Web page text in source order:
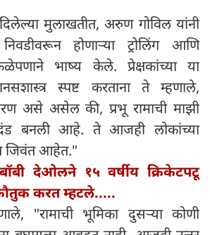
दिलेल्या मुलाखतीत, अरुण गोविल यांनी
होणाऱ्या ट्रोलिंग आणि
भाष्य केले. प्रेक्षकांच्या या
स्पष्ट करताना ते म्हणाले,
असे असेल की, प्रभू रामाची माझी
बनली आहे. ते आजही लोकांच्या
जिवंत आहेत."
बॉबी देओलने १५ वर्षीय क्रिकेटपटू
करत म्हटले.....
"रामाची भूमिका दुसऱ्या कोणी